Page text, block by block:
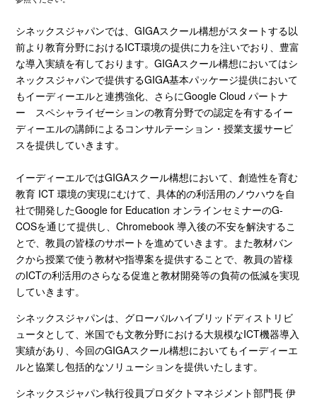
シネックスジャパンでは、GIGAスクール構想がスタートする以
前より教育分野におけるICT環境の提供に力を注いでおり、豊富
な導入実績を有しております。GIGAスクール構想においてはシ
ネックスジャパンで提供するGIGA基本パッケージ提供において
もイーディーエルと連携強化、さらにGoogle Cloudパートナ
ー スペシャライゼーションの教育分野での認定を有するイー
ディーエルの講師によるコンサルテーション・授業支援サービ
スを提供していきます。
イーディーエルではGIGAスクール構想において、創造性を育む
教育 ICT環境の実現にむけて、具体的の利活用のノウハウを自
社で開発したGoogle for Education オンラインセミナーのG-
COSを通じて提供し、Chromebook導⼊後の不安を解決するこ
とで、教員の皆様のサポートを進めていきます。また教材バン
クから授業で使う教材や指導案を提供することで、教員の皆様
のICTの利活用のさらなる促進と教材開発等の負荷の低減を実現
していきます。
シネックスジャパンは、グローバルハイブリッドディストリビ
ュータとして、米国でも文教分野における大規模なICT機器導入
実績があり、今回のGIGAスクール構想においてもイーディーエ
ルと協業し包括的なソリューションを提供いたします。
シネックスジャパン執行役員プロダクトマネジメント部門長 伊